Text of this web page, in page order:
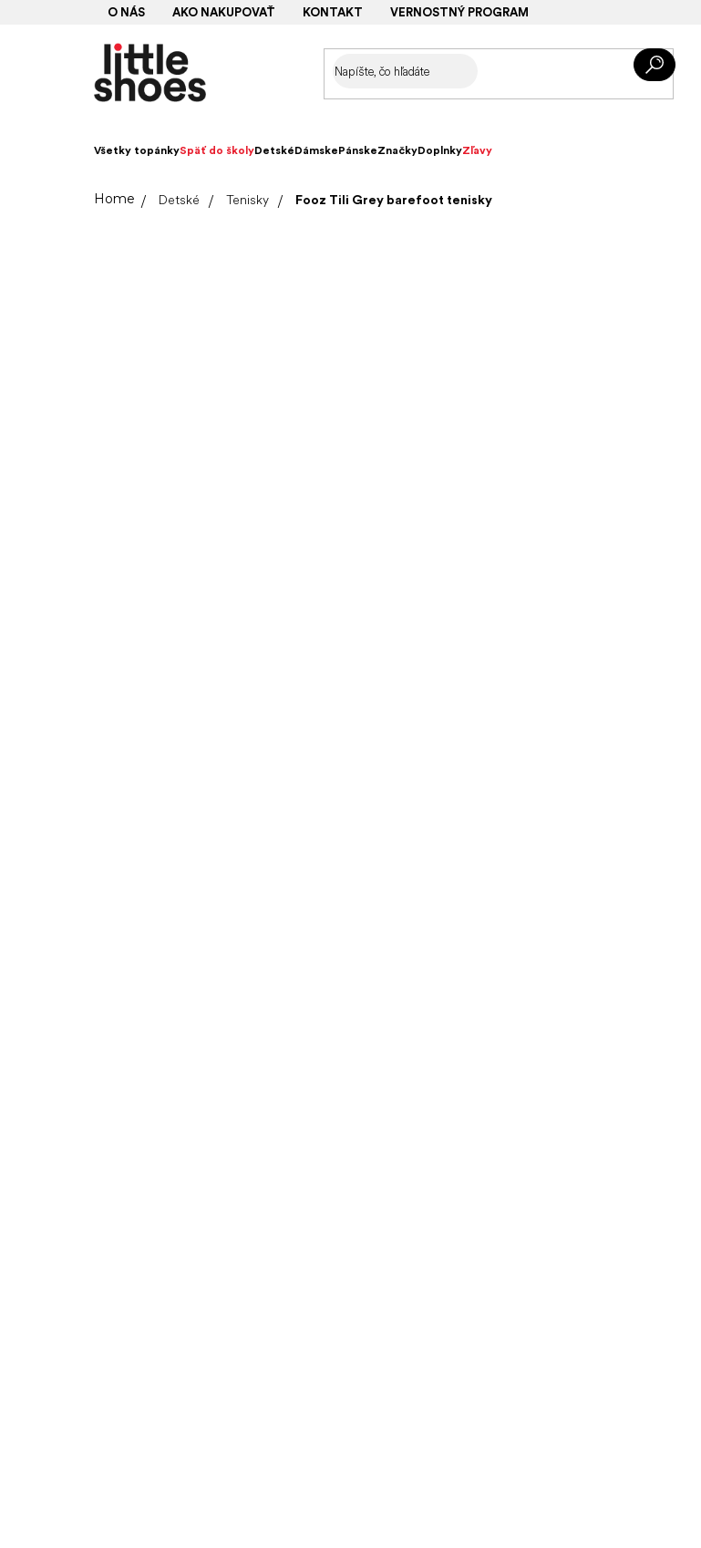
O NÁS AKO NAKUPOVAŤ KONTAKT VERNOSTNÝ PROGRAM
Všetky topánkySpäť do školyDetskéDámskePánskeZnačkyDoplnkyZľavy
DomovDetské Tenisky Fooz Tili Grey barefoot tenisky